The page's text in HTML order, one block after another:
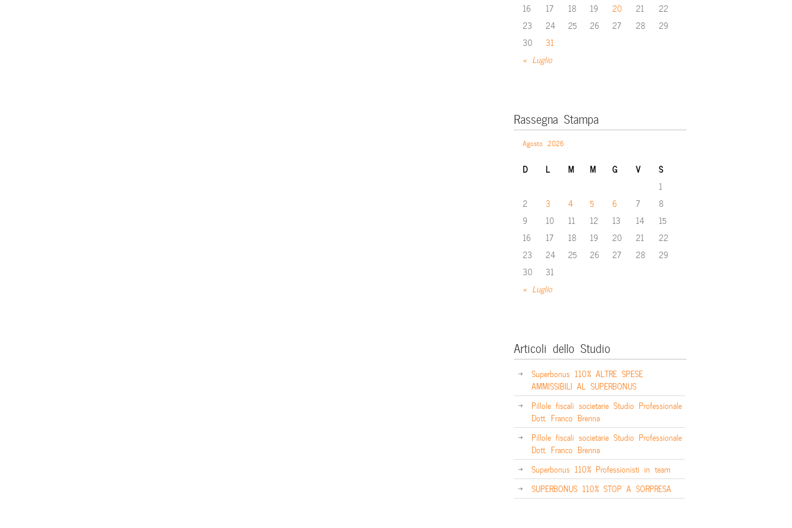
« Luglio
16
17 18 19 20 21
22
23
24 25 26 27 28
29
30
31
Rassegna Stampa
Agosto 2026
D L M M G V S
« Luglio
1
2
3 4 5 6 7
8
9
10 11 12 13 14
15
16
17 18 19 20 21
22
23
24 25 26 27 28
29
30
31
Articoli dello Studio
Superbonus 110% ALTRE SPESE
AMMISSIBILI AL SUPERBONUS
Pillole fiscali societarie Studio Professionale
Dott. Franco Brenna
Pillole fiscali societarie Studio Professionale
Dott. Franco Brenna
Superbonus 110% Professionisti in team
SUPERBONUS 110% STOP A SORPRESA